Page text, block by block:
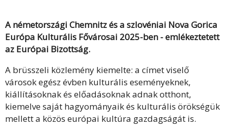
A németországi Chemnitz és a szlovéniai Nova Gorica
Európa Kulturális Fővárosai 2025-ben - emlékeztetett
az Európai Bizottság.
A brüsszeli közlemény kiemelte: a címet viselő
városok egész évben kulturális eseményeknek,
kiállításoknak és előadásoknak adnak otthont,
kiemelve saját hagyományaik és kulturális örökségük
mellett a közös európai kultúra gazdagságát is.